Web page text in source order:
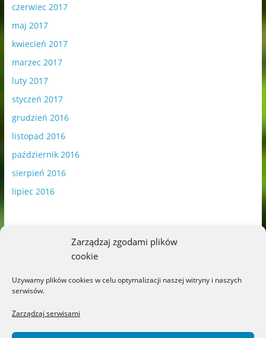
Zarządzaj zgodami plików
cookie
Używamy plików cookies w celu optymalizacji naszej witryny i naszych
serwisów.
Zarządzaj serwisami
czerwiec 2017
maj 2017
kwiecień 2017
marzec 2017
luty 2017
styczeń 2017
grudzień 2016
listopad 2016
październik 2016
sierpień 2016
lipiec 2016